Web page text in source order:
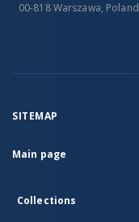
00-818 Warszawa, Poland
SITEMAP
Main page
Collections